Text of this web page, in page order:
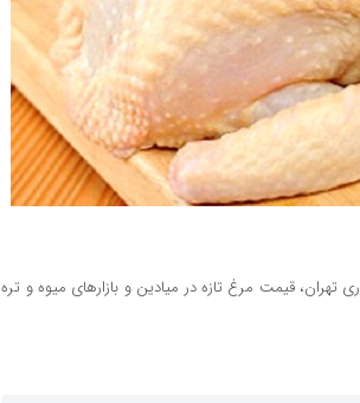
تهران، قیمت مرغ تازه در میادین و بازارهای میوه و تره